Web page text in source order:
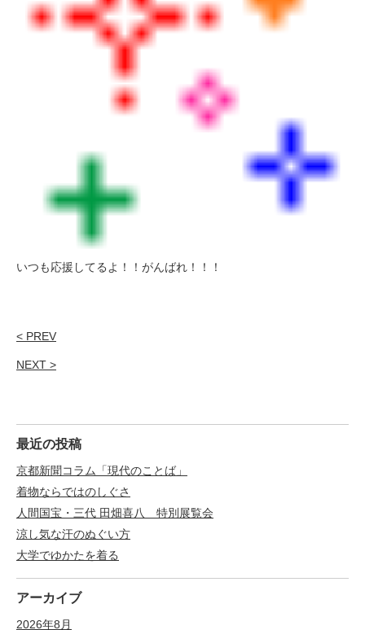
いつも応援してるよ！！がんばれ！！！
< PREV
NEXT >
最近の投稿
京都新聞コラム「現代のことば」
着物ならではのしぐさ
人間国宝・三代 田畑喜八 特別展覧会
涼し気な汗のぬぐい方
大学でゆかたを着る
アーカイブ
2026年8月